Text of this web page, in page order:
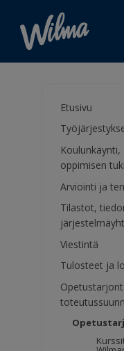
Etusivu
oppimisen tuki
Arviointi ja
Tilastot,
Viestintä
Tulosteet ja